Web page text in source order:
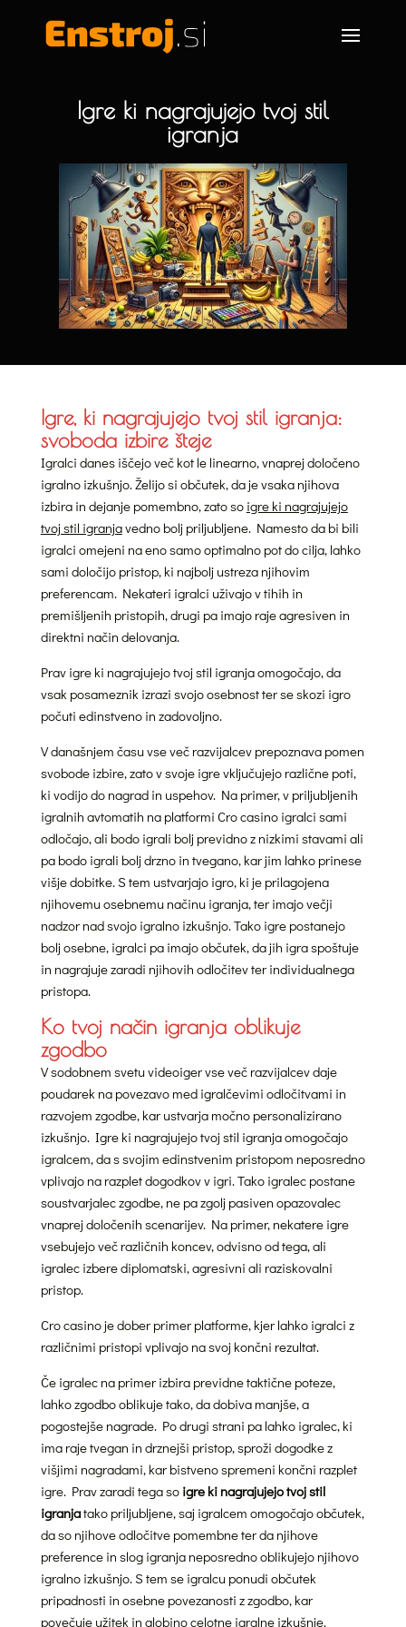
Igre ki nagrajujejo tvoj stil
igranja
Igre, ki nagrajujejo tvoj stil igranja:
svoboda izbire šteje
Igralci danes iščejo več kot le linearno, vnaprej določeno
igralno izkušnjo. Želijo si občutek, da je vsaka njihova
izbira in dejanje pomembno, zato so igre ki nagrajujejo
tvoj stil igranjavedno bolj priljubljene. Namesto da bi bili
igralci omejeni na eno samo optimalno pot do cilja, lahko
sami določijo pristop, ki najbolj ustreza njihovim
preferencam. Nekateri igralci uživajo v tihih in
premišljenih pristopih, drugi pa imajo raje agresiven in
direktni način delovanja.
Prav igre ki nagrajujejo tvoj stil igranja omogočajo, da
vsak posameznik izrazi svojo osebnost ter se skozi igro
počuti edinstveno in zadovoljno.
V današnjem času vse več razvijalcev prepoznava pomen
svobode izbire, zato v svoje igre vključujejo različne poti,
ki vodijo do nagrad in uspehov. Na primer, v priljubljenih
igralnih avtomatih na platformi Cro casino igralci sami
odločajo, ali bodo igrali bolj previdno z nizkimi stavami ali
pa bodo igrali bolj drzno in tvegano, kar jim lahko prinese
višje dobitke. S tem ustvarjajo igro, ki je prilagojena
njihovemu osebnemu načinu igranja, ter imajo večji
nadzor nad svojo igralno izkušnjo. Tako igre postanejo
bolj osebne, igralci pa imajo občutek, da jih igra spoštuje
in nagrajuje zaradi njihovih odločitev ter individualnega
pristopa.
Ko tvoj način igranja oblikuje
zgodbo
V sodobnem svetu videoiger vse več razvijalcev daje
poudarek na povezavo med igralčevimi odločitvami in
razvojem zgodbe, kar ustvarja močno personalizirano
izkušnjo. Igre ki nagrajujejo tvoj stil igranja omogočajo
igralcem, da s svojim edinstvenim pristopom neposredno
vplivajo na razplet dogodkov v igri. Tako igralec postane
soustvarjalec zgodbe, ne pa zgolj pasiven opazovalec
vnaprej določenih scenarijev. Na primer, nekatere igre
vsebujejo več različnih koncev, odvisno od tega, ali
igralec izbere diplomatski, agresivni ali raziskovalni
pristop.
Cro casino je dober primer platforme, kjer lahko igralci z
različnimi pristopi vplivajo na svoj končni rezultat.
Če igralec na primer izbira previdne taktične poteze,
lahko zgodbo oblikuje tako, da dobiva manjše, a
pogostejše nagrade. Po drugi strani pa lahko igralec, ki
ima raje tvegan in drznejši pristop, sproži dogodke z
višjimi nagradami, kar bistveno spremeni končni razplet
igre. Prav zaradi tega so igre ki nagrajujejo tvoj stil
igranjatako priljubljene, saj igralcem omogočajo občutek,
da so njihove odločitve pomembne ter da njihove
preference in slog igranja neposredno oblikujejo njihovo
igralno izkušnjo. S tem se igralcu ponudi občutek
pripadnosti in osebne povezanosti z zgodbo, kar
povečuje užitek in globino celotne igralne izkušnje.